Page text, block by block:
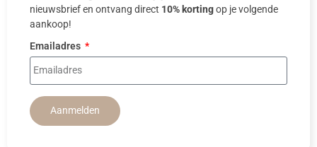
nieuwsbrief en ontvang direct 10% kortingop je volgende
aankoop!
Emailadres
Aanmelden